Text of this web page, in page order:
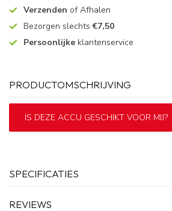
Verzenden of Afhalen
Bezorgen slechts€7,50
Persoonlijke klantenservice
PRODUCTOMSCHRIJVING
IS DEZE ACCU GESCHIKT VOOR MIJ?
SPECIFICATIES
REVIEWS